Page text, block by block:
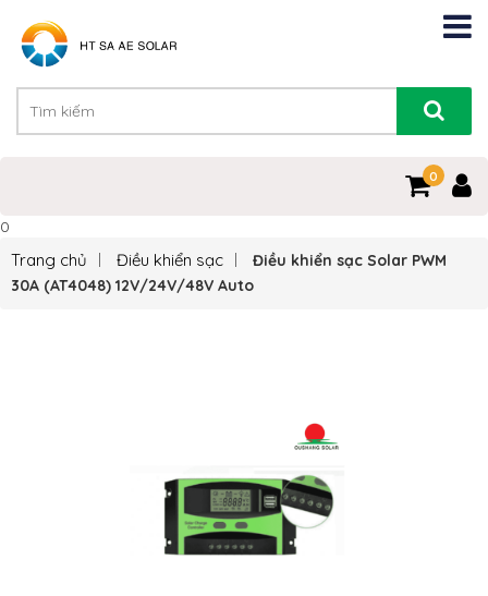
0
0
Trang chủ Điều khiển sạc
Điều khiển sạc Solar PWM
30A (AT4048) 12V/24V/48V Auto